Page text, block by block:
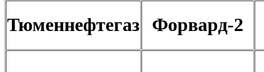
Тюменнефтегаз Форвард-2